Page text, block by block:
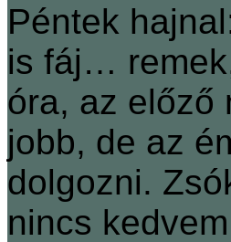
Péntek
is fáj…
óra, az előző
jobb, de az
dolgozni.
nincs